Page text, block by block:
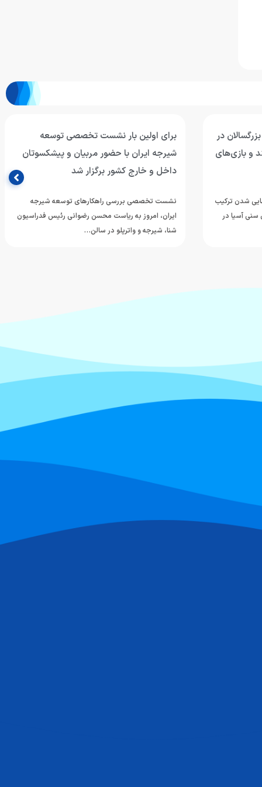
در
و بازی‌های
شدن ترکیب
سنی آسیا در
برای اولین بار نشست تخصصی توسعه
شیرجه ایران با حضور مربیان و پیشکسوتان
داخل و خارج کشور برگزار شد
نشست تخصصی بررسی راهکارهای توسعه شیرجه
ایران، امروز به ریاست محسن رضوانی رئیس فدراسیون
شنا، شیرجه و واترپلو در سالن…